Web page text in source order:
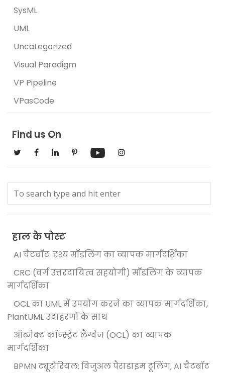
SysML
UML
Uncategorized
Visual Paradigm
VP Pipeline
VPasCode
Find us On
हाल के पोस्ट
AI चैटबॉट: दृश्य मॉडलिंग का व्यापक मार्गदर्शिका
CRC (वर्ग उत्तरदायित्व सहयोगी) मॉडलिंग के व्यापक
मार्गदर्शिका
OCL का UML में उपयोग करने का व्यापक मार्गदर्शिका,
PlantUML उदाहरणों के साथ
ऑब्जेक्ट कॉन्स्ट्रेंट लैंग्वेज (OCL) का व्यापक
मार्गदर्शिका
BPMN ट्यूटोरियल: विजुअल पैराडाइम टूलिंग, AI चैटबॉट